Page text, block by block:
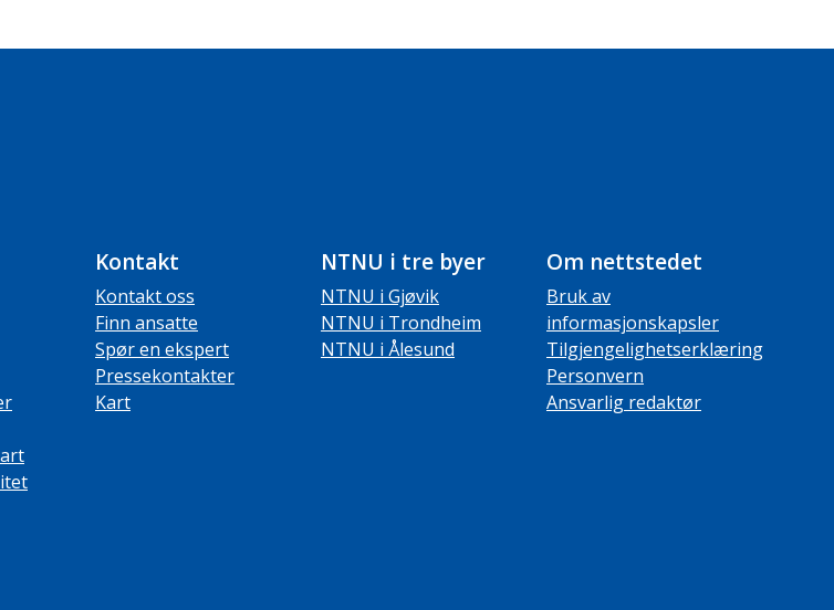
Kontakt
Kontakt oss
Finn ansatte
Spør en ekspert
Pressekontakter
Kart
NTNU i tre byer
NTNU i Gjøvik
NTNU i Trondheim
NTNU i Ålesund
Om nettstedet
Bruk av
informasjonskapsler
Tilgjengelighetserklæring
Personvern
Ansvarlig redaktør